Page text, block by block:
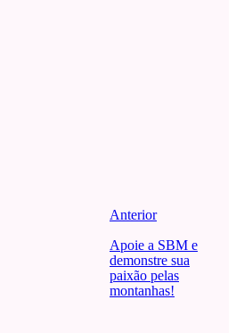
Anterior
Apoie a SBM e
demonstre sua
paixão pelas
montanhas!